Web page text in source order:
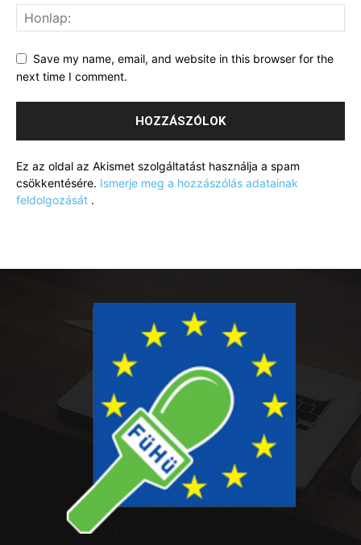
Save my name, email, and website in this browser for the
next time I comment.
Ez az oldal az Akismet szolgáltatást használja a spam
csökkentésére. Ismerje meg a hozzászólás adatainak
feldolgozását .